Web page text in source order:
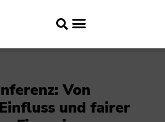
Von
und fairer